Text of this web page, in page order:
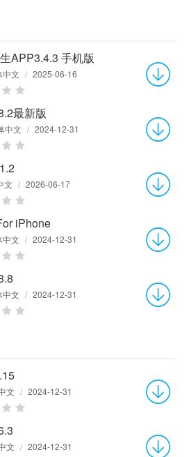
APP3.4.3 手机版
中文 / 2025-06-16
最新版
中文 / 2024-12-31
文 / 2026-06-17
iPhone
中文 / 2024-12-31
中文 / 2024-12-31
文 / 2024-12-31
文 / 2024-12-31